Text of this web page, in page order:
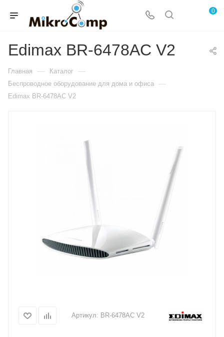
0
Edimax BR-6478AC V2
Главная — Каталог —
Беспроводное оборудование для дома и офиса —
Edimax BR-6478AC V2
Артикул: BR-6478AC V2